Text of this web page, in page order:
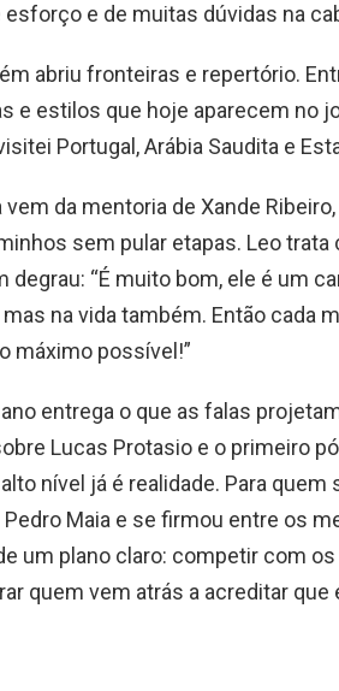
e de muitas dúvidas na
abriu fronteiras e repertório.
e estilos que hoje aparecem no
Portugal, Arábia Saudita e
vem da mentoria de Xande
sem pular etapas. Leo
degrau: “É muito bom, ele é um
na vida também. Então cada
máximo possível!”
entrega o que as falas
Lucas Protasio e o primeiro
nível já é realidade. Para quem
Maia e se firmou entre os
um plano claro: competir com
quem vem atrás a acreditar que